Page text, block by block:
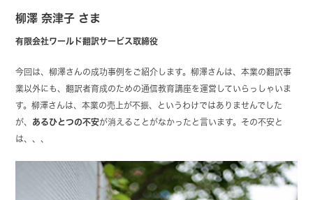
柳澤 奈津子 さま
有限会社ワールド翻訳サービス取締役
今回は、柳澤さんの成功事例をご紹介します。柳澤さんは、本業の翻訳事
業以外にも、翻訳者育成のための通信教育講座を運営していらっしゃいま
す。柳澤さんは、本業の売上が不振、というわけではありませんでした
が、 あるひとつの不安が消えることがなかったと言います。その不安と
は、、、